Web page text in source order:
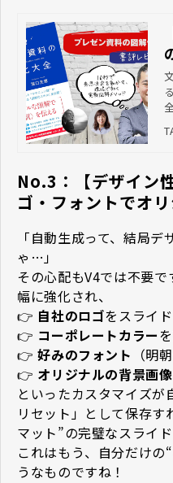
No.3：【デザイン
ゴ・フォントでオ
「自動生成って、結局
ゃ…」
その心配もV4では不要
幅に強化され、
👉 自社のロゴをスライ
👉 コーポレートカラー
👉好みのフォント （明
👉 オリジナルの背景画像
といったカスタマイズ
リセット」として保存す
マット”の完璧なスライ
これはもう、自分だけの
うなものですね！